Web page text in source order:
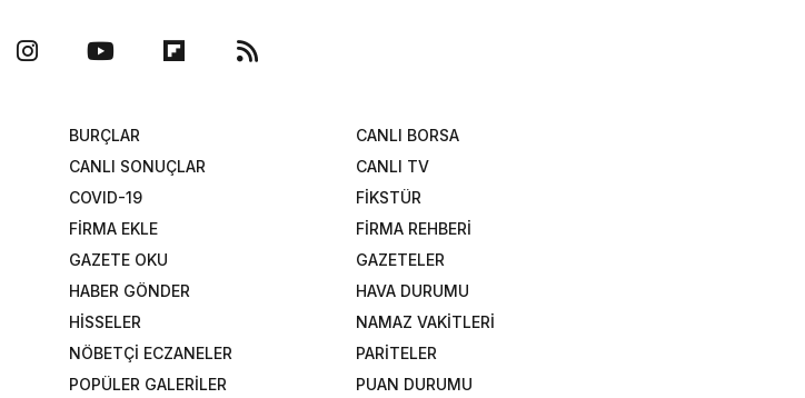
BURÇLAR
CANLI BORSA
CANLI SONUÇLAR
CANLI TV
COVID-19
FİKSTÜR
FİRMA EKLE
FİRMA REHBERİ
GAZETE OKU
GAZETELER
HABER GÖNDER
HAVA DURUMU
HİSSELER
NAMAZ VAKİTLERİ
NÖBETÇİ ECZANELER
PARİTELER
POPÜLER GALERİLER
PUAN DURUMU